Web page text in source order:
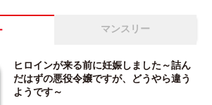
マンスリー
ヒロインが来る前に妊娠しました～詰ん
だはずの悪役令嬢ですが、どうやら違う
ようです～